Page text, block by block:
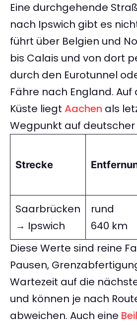
Eine durchgehende
nach Ipswich gibt es
führt über Belgien und
bis Calais und von dort
durch den Eurotunnel
Fähre nach England. Auf
Küste liegt Aachen als
Wegpunkt auf deutscher
Strecke
Saarbrücken
→ Ipswich
rund
640 km
Diese Werte sind reine
Pausen,
Wartezeit auf die
und können je nach
abweichen. Auch eine